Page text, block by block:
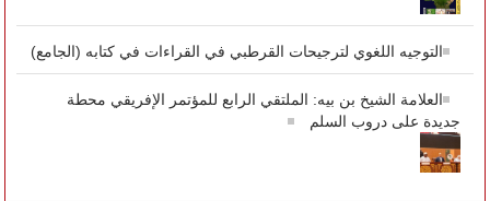
التوجيه اللغوي لترجيحات القرطبي في القراءات في كتابه (الجامع)
العلامة الشيخ بن بيه: الملتقي الرابع للمؤتمر الإفريقي محطة
جديدة على دروب السلم